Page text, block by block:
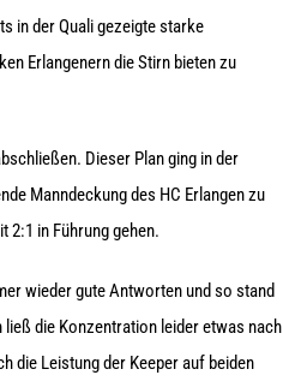
in der Quali gezeigte starke
Erlangenern die Stirn bieten zu
Dieser Plan ging in der
Manndeckung des HC Erlangen zu
2:1 in Führung gehen.
wieder gute Antworten und so stand
die Konzentration leider etwas nach
die Leistung der Keeper auf beiden